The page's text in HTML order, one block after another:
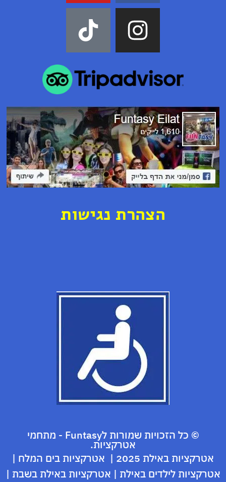
הצהרת נגישות
© כל הזכויות שמורות לFuntasy - מתחמי
אטרקציות.
אטרקציות באילת 2025
| אטרקציות בים המלח |
אטרקציות לילדים באילת | אטרקציות באילת בשבת |